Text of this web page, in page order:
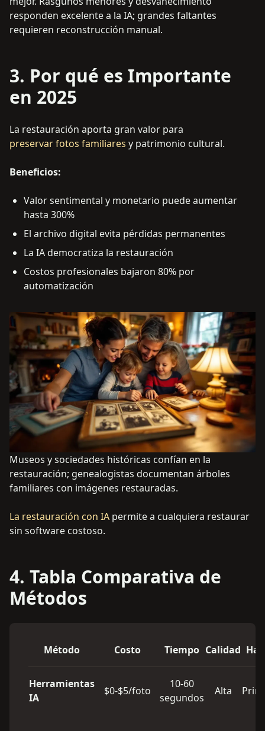
responden excelente a la IA; grandes faltantes
requieren reconstrucción manual.
3. Por qué es Importante
en 2025
La restauración aporta gran valor para
preservar fotos familiares y patrimonio cultural.
Beneficios:
Valor sentimental y monetario puede aumentar
hasta 300%
El archivo digital evita pérdidas permanentes
La IA democratiza la restauración
Costos profesionales bajaron 80% por
automatización
Museos y sociedades históricas confían en la
restauración; genealogistas documentan árboles
familiares con imágenes restauradas.
La restauración con IA permite a cualquiera restaurar
sin software costoso.
4. Tabla Comparativa de
Métodos
Método Costo Tiempo Calidad
Herramientas
IA
$0-$5/foto
10-60
segundos
Alta